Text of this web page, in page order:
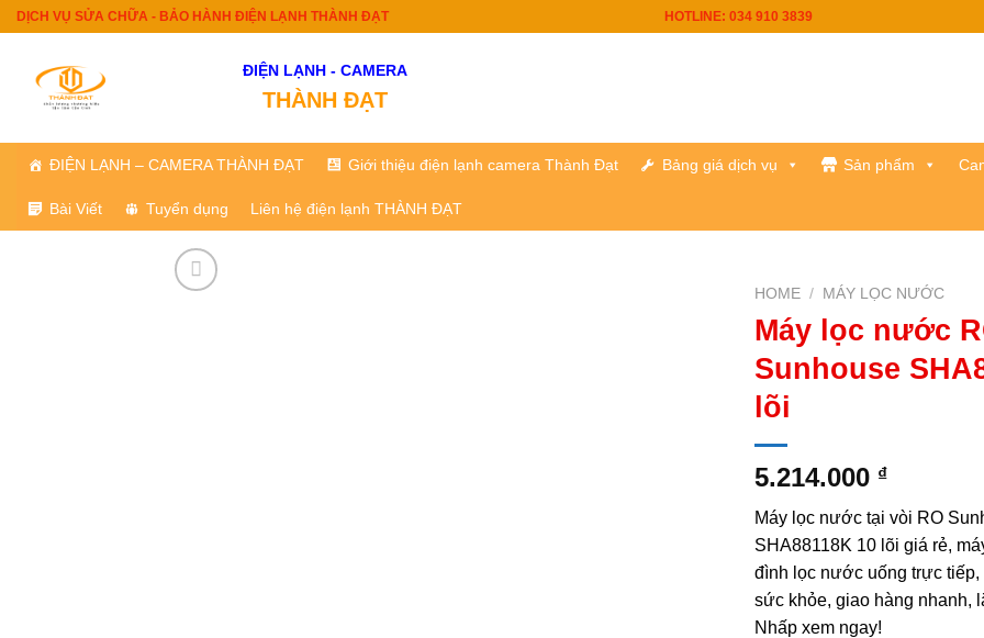
Skip
content
DỊCH VỤ SỬA CHỮA - BẢO HÀNH ĐIỆN LẠNH THÀNH ĐẠT HOTLINE: 034 910 3839
ĐIỆN LẠNH - CAMERA
THÀNH ĐẠT
ĐIỆN LẠNH – CAMERA THÀNH ĐẠT Giới thiệu điện lạnh camera Thành Đạt Bảng giá dịch vụ Sản phẩm
Bài Viết Tuyển dụng Liên hệ điện lạnh THÀNH ĐẠT
HOME / MÁY LỌC NƯỚC
Máy lọc nước
Sunhouse
lõi
5.214.000 ₫
Máy lọc nước tại vòi RO
SHA88118K 10 lõi giá rẻ,
đình lọc nước uống trực tiếp,
sức khỏe, giao hàng nhanh,
Nhấp xem ngay!